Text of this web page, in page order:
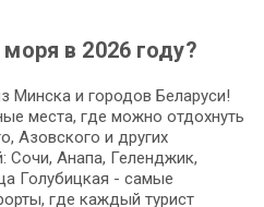
в 2026 году?
Минска и городов Беларуси!
места, где можно отдохнуть
Азовского и других
Сочи, Анапа, Геленджик,
Голубицкая - самые
где каждый турист